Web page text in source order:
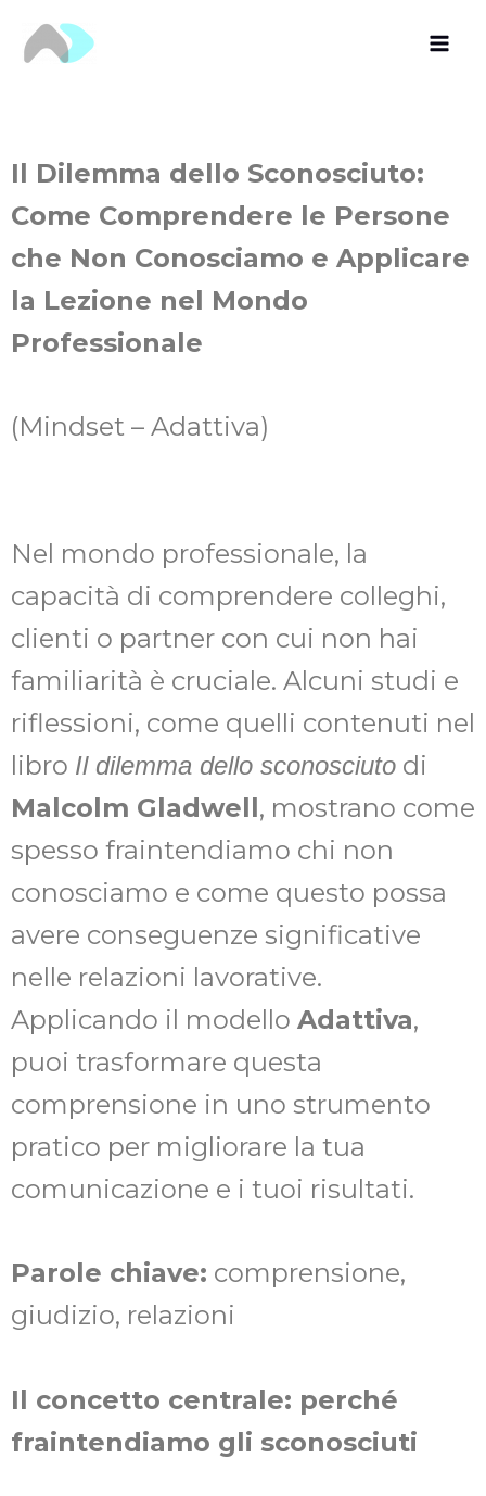
Il Dilemma dello Sconosciuto:
Come Comprendere le Persone
che Non Conosciamo e Applicare
la Lezione nel Mondo
Professionale
(Mindset – Adattiva)
Nel mondo professionale, la
capacità di comprendere colleghi,
clienti o partner con cui non hai
familiarità è cruciale. Alcuni studi e
riflessioni, come quelli contenuti nel
libro Il dilemma dello sconosciuto di
Malcolm Gladwell, mostrano come
spesso fraintendiamo chi non
conosciamo e come questo possa
avere conseguenze significative
nelle relazioni lavorative.
Applicando il modello Adattiva,
puoi trasformare questa
comprensione in uno strumento
pratico per migliorare la tua
comunicazione e i tuoi risultati.
Parole chiave: comprensione,
giudizio, relazioni
Il concetto centrale: perché
fraintendiamo gli sconosciuti